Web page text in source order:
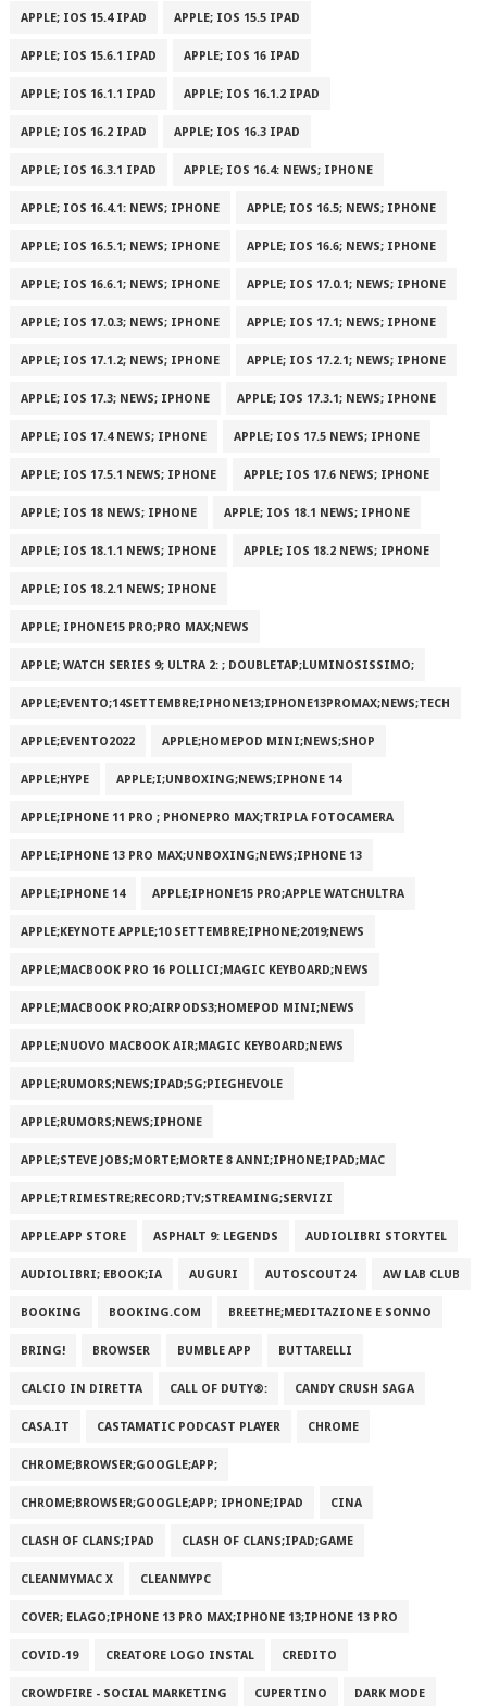
APPLE; IOS 15.4 IPAD APPLE; IOS 15.5 IPAD
APPLE; IOS 15.6.1 IPAD APPLE; IOS 16 IPAD
APPLE; IOS 16.1.1 IPAD APPLE; IOS 16.1.2 IPAD
APPLE; IOS 16.2 IPAD APPLE; IOS 16.3 IPAD
APPLE; IOS 16.3.1 IPAD APPLE; IOS 16.4: NEWS; IPHONE
APPLE; IOS 16.4.1: NEWS; IPHONE APPLE; IOS 16.5; NEWS; IPHONE
APPLE; IOS 16.5.1; NEWS; IPHONE APPLE; IOS 16.6; NEWS; IPHONE
APPLE; IOS 16.6.1; NEWS; IPHONE APPLE; IOS 17.0.1; NEWS; IPHONE
APPLE; IOS 17.0.3; NEWS; IPHONE APPLE; IOS 17.1; NEWS; IPHONE
APPLE; IOS 17.1.2; NEWS; IPHONE APPLE; IOS 17.2.1; NEWS; IPHONE
APPLE; IOS 17.3; NEWS; IPHONE APPLE; IOS 17.3.1; NEWS; IPHONE
APPLE; IOS 17.4 NEWS; IPHONE APPLE; IOS 17.5 NEWS; IPHONE
APPLE; IOS 17.5.1 NEWS; IPHONE APPLE; IOS 17.6 NEWS; IPHONE
APPLE; IOS 18 NEWS; IPHONE APPLE; IOS 18.1 NEWS; IPHONE
APPLE; IOS 18.1.1 NEWS; IPHONE APPLE; IOS 18.2 NEWS; IPHONE
APPLE; IOS 18.2.1 NEWS; IPHONE
APPLE; IPHONE15 PRO;PRO MAX;NEWS
APPLE; WATCH SERIES 9; ULTRA 2: ; DOUBLETAP;LUMINOSISSIMO;
APPLE;EVENTO;14SETTEMBRE;IPHONE13;IPHONE13PROMAX;NEWS;TECH
APPLE;EVENTO2022 APPLE;HOMEPOD MINI;NEWS;SHOP
APPLE;HYPE APPLE;I;UNBOXING;NEWS;IPHONE 14
APPLE;IPHONE 11 PRO ; PHONEPRO MAX;TRIPLA FOTOCAMERA
APPLE;IPHONE 13 PRO MAX;UNBOXING;NEWS;IPHONE 13
APPLE;IPHONE 14 APPLE;IPHONE15 PRO;APPLE WATCHULTRA
APPLE;KEYNOTE APPLE;10 SETTEMBRE;IPHONE;2019;NEWS
APPLE;MACBOOK PRO 16 POLLICI;MAGIC KEYBOARD;NEWS
APPLE;MACBOOK PRO;AIRPODS3;HOMEPOD MINI;NEWS
APPLE;NUOVO MACBOOK AIR;MAGIC KEYBOARD;NEWS
APPLE;RUMORS;NEWS;IPAD;5G;PIEGHEVOLE
APPLE;RUMORS;NEWS;IPHONE
APPLE;STEVE JOBS;MORTE;MORTE 8 ANNI;IPHONE;IPAD;MAC
APPLE;TRIMESTRE;RECORD;TV;STREAMING;SERVIZI
APPLE.APP STORE ASPHALT 9: LEGENDS AUDIOLIBRI STORYTEL
AUDIOLIBRI; EBOOK;IA AUGURI AUTOSCOUT24 AW LAB CLUB
BOOKING BOOKING.COM BREETHE;MEDITAZIONE E SONNO
BRING! BROWSER BUMBLE APP BUTTARELLI
CALCIO IN DIRETTA CALL OF DUTY®: CANDY CRUSH SAGA
CASA.IT CASTAMATIC PODCAST PLAYER CHROME
CHROME;BROWSER;GOOGLE;APP;
CHROME;BROWSER;GOOGLE;APP; IPHONE;IPAD CINA
CLASH OF CLANS;IPAD CLASH OF CLANS;IPAD;GAME
CLEANMYMAC X CLEANMYPC
COVER; ELAGO;IPHONE 13 PRO MAX;IPHONE 13;IPHONE 13 PRO
COVID-19 CREATORE LOGO INSTAL CREDITO
CROWDFIRE - SOCIAL MARKETING CUPERTINO DARK MODE